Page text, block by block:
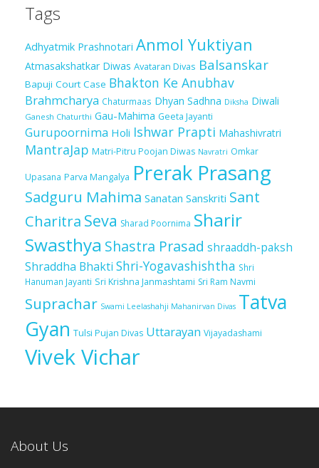
Tags
Adhyatmik Prashnotari Anmol Yuktiyan
Atmasakshatkar Diwas Avataran Divas Balsanskar
Bapuji Court Case Bhakton Ke Anubhav
Brahmcharya Chaturmaas Dhyan Sadhna Diksha Diwali
Ganesh Chaturthi Gau-Mahima Geeta Jayanti
Gurupoornima Holi Ishwar Prapti Mahashivratri
MantraJap Matri-Pitru Poojan Diwas Navratri Omkar
Upasana Parva Mangalya Prerak Prasang
Sadguru Mahima Sanatan Sanskriti Sant
Charitra Seva Sharad Poornima Sharir
Swasthya Shastra Prasad shraaddh-paksh
Shraddha Bhakti Shri-Yogavashishtha Shri
Hanuman Jayanti Sri Krishna Janmashtami Sri Ram Navmi
Suprachar Swami Leelashahji Mahanirvan Divas Tatva
Gyan Tulsi Pujan Divas Uttarayan Vijayadashami
Vivek Vichar
About Us